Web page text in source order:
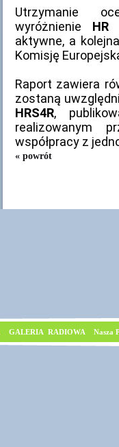
Utrzymanie
wyróżnienie HR
aktywne, a
Komisję
Raport zawiera
zostaną
HRS4R,
realizowanym
współpracy z
« powrót
GALERIA RADIOWA Nasza